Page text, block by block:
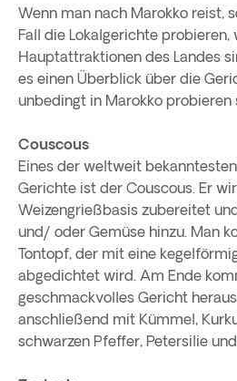
Wenn man nach Marokko reist,
Fall die Lokalgerichte probieren,
Hauptattraktionen des Landes
es einen Überblick über die
unbedingt in Marokko probieren
Couscous
Eines der weltweit
Gerichte ist der Couscous. Er
Weizengrießbasis zubereitet
und/ oder Gemüse hinzu. Man
Tontopf, der mit eine
abgedichtet wird. Am Ende
geschmackvolles Gericht
anschließend mit Kümmel,
schwarzen Pfeffer, Petersilie